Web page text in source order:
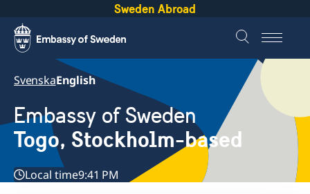
Sweden Abroad
SvenskaEnglish
Embassy of Sweden
Togo, Stockholm-based
Local time9:41 PM